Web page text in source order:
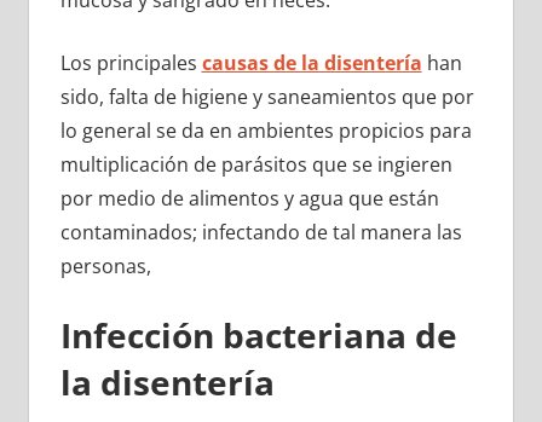
Los principales causas de la disentería han
sido, falta de higiene y saneamientos que por
lo general se da en ambientes propicios para
multiplicación de parásitos que se ingieren
por medio de alimentos y agua que están
contaminados; infectando de tal manera las
personas,
Infección bacteriana de
la disentería